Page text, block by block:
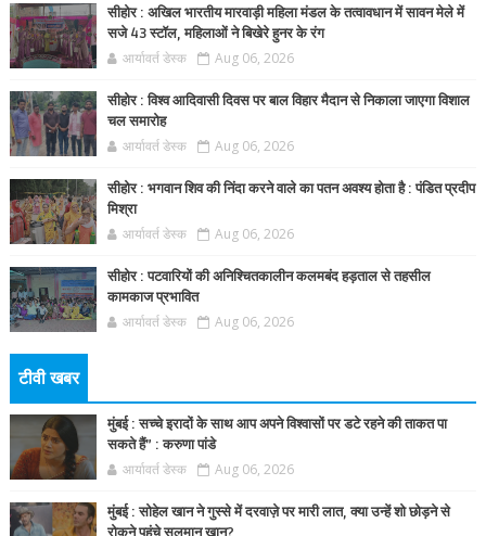
सीहोर : अखिल भारतीय मारवाड़ी महिला मंडल के तत्वावधान में सावन मेले में
सजे 43 स्टॉल, महिलाओं ने बिखेरे हुनर के रंग
आर्यावर्त डेस्क Aug 06, 2026
सीहोर : विश्व आदिवासी दिवस पर बाल विहार मैदान से निकाला जाएगा विशाल
चल समारोह
आर्यावर्त डेस्क Aug 06, 2026
सीहोर : भगवान शिव की निंदा करने वाले का पतन अवश्य होता है : पंडित प्रदीप
मिश्रा
आर्यावर्त डेस्क Aug 06, 2026
सीहोर : पटवारियों की अनिश्चितकालीन कलमबंद हड़ताल से तहसील
कामकाज प्रभावित
आर्यावर्त डेस्क Aug 06, 2026
टीवी खबर
मुंबई : सच्चे इरादों के साथ आप अपने विश्वासों पर डटे रहने की ताकत पा
सकते हैं” : करुणा पांडे
आर्यावर्त डेस्क Aug 06, 2026
मुंबई : सोहेल खान ने गुस्से में दरवाज़े पर मारी लात, क्या उन्हें शो छोड़ने से